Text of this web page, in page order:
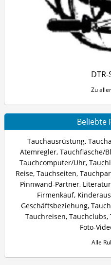
Zu
Beliebte
Tauchausrüstung,
Atemregler, Tauchflasche/
Tauchcomputer/Uhr,
Reise, Tauchseiten,
Pinnwand-Partner, Literatur
Firmenkauf,
Geschäftsbeziehung,
Tauchreisen, Tauchclubs,
Foto-
Alle